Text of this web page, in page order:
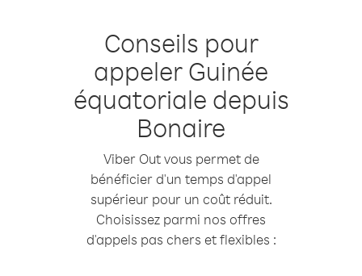
Conseils pour
appeler Guinée
équatoriale depuis
Bonaire
Viber Out vous permet de
bénéficier d'un temps d'appel
supérieur pour un coût réduit.
Choisissez parmi nos offres
d'appels pas chers et flexibles :